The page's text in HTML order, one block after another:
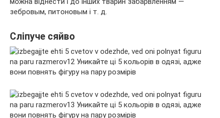
зебровым, питоновым і т. д.
Сліпуче сяйво